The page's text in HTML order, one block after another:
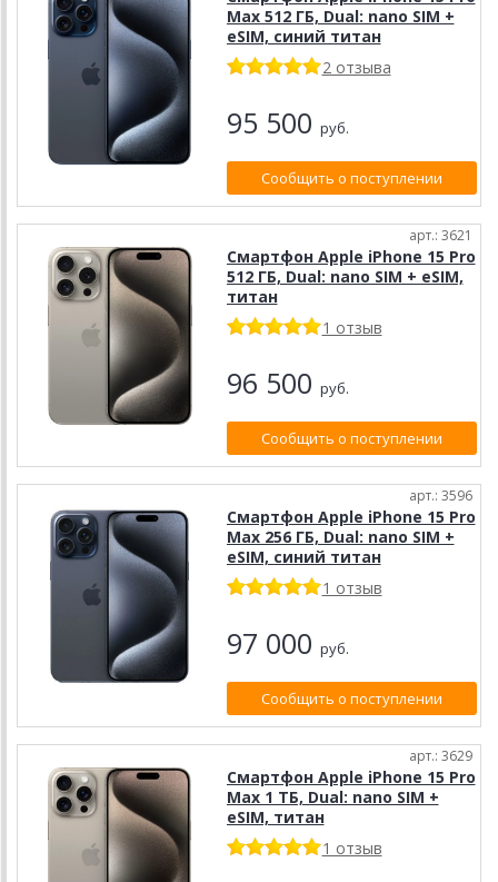
Max 512 ГБ, Dual: nano SIM +
eSIM, синий титан
2 отзыва
95 500 руб.
Сообщить о поступлении
арт.: 3621
Смартфон Apple iPhone 15 Pro
512 ГБ, Dual: nano SIM + eSIM,
титан
1 отзыв
96 500 руб.
Сообщить о поступлении
арт.: 3596
Смартфон Apple iPhone 15 Pro
Max 256 ГБ, Dual: nano SIM +
eSIM, синий титан
1 отзыв
97 000 руб.
Сообщить о поступлении
арт.: 3629
Смартфон Apple iPhone 15 Pro
Max 1 ТБ, Dual: nano SIM +
eSIM, титан
1 отзыв